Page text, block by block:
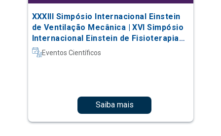
XXXIII Simpósio Internacional Einstein
de Ventilação Mecânica | XVI Simpósio
Internacional Einstein de Fisioterapia
em Terapia Intensiva
Eventos Científicos
Saiba mais